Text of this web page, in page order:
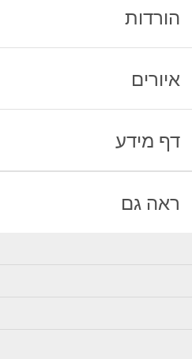
הורדות
איורים
דף מידע
ראה גם